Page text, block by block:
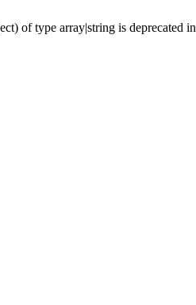
of type array|string is deprecated in